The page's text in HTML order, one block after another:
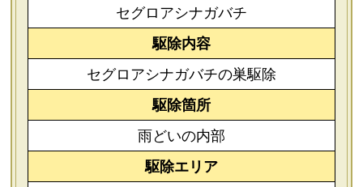
セグロアシナガバチ
駆除内容
セグロアシナガバチの巣駆除
駆除箇所
雨どいの内部
駆除エリア